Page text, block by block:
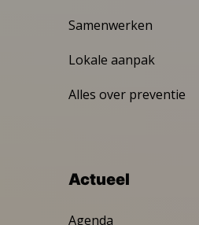
Samenwerken
Lokale aanpak
Alles over preventie
Actueel
Agenda